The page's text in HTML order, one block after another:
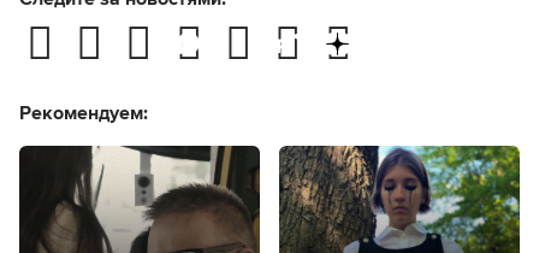
Рекомендуем: